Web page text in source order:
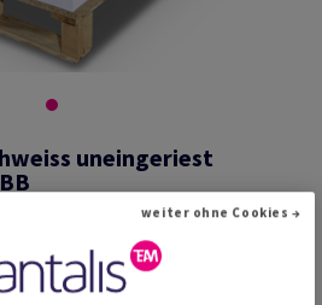
uneingeriest
weiter ohne Cookies →